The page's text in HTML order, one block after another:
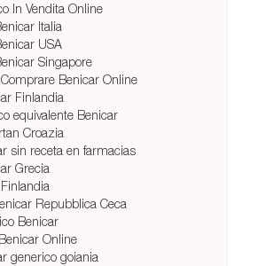
In Vendita Online
Italia
USA
Singapore
Benicar Online
Finlandia
equivalente Benicar
Croazia
sin receta en farmacias
Grecia
Repubblica Ceca
Benicar
Online
generico goiania